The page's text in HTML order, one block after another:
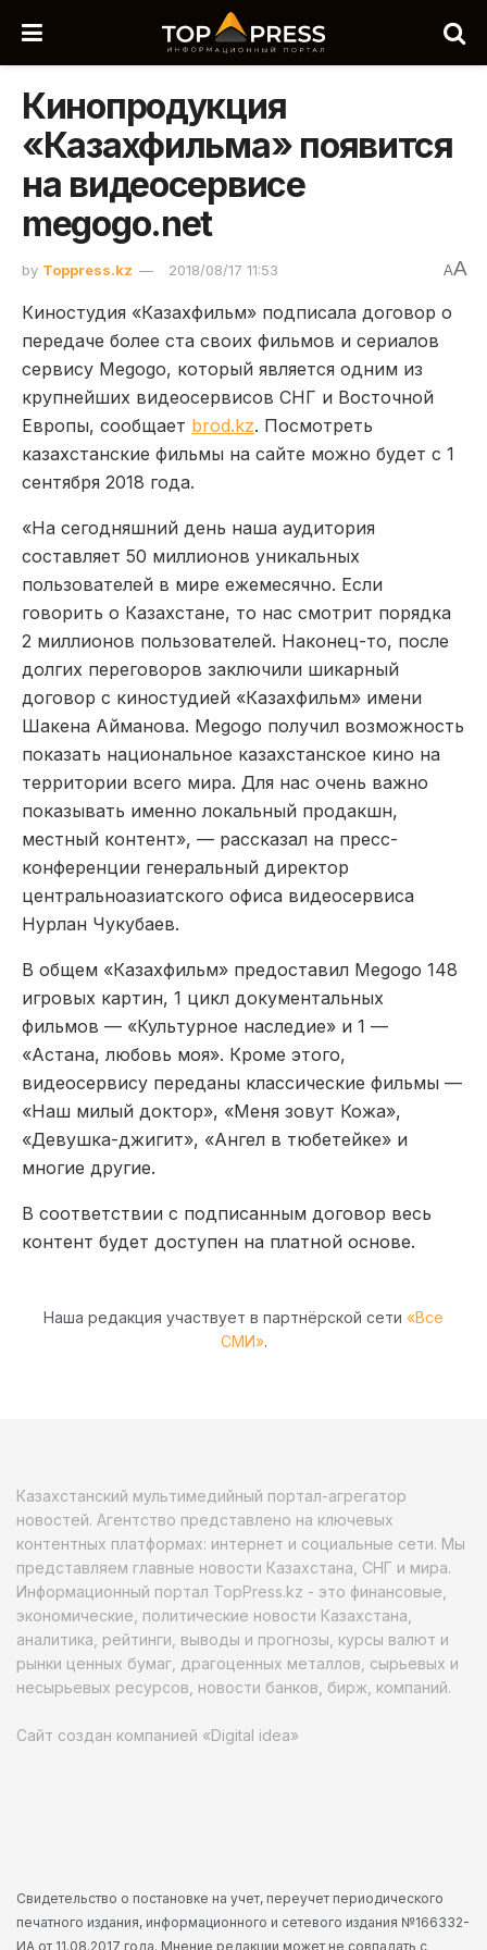
Кинопродукция
«Казахфильма» появится
на видеосервисе
megogo.net
by Toppress.kz 2018/08/17 11:53 AA
Киностудия «Казахфильм» подписала договор о
передаче более ста своих фильмов и сериалов
сервису Megogo, который является одним из
крупнейших видеосервисов СНГ и Восточной
Европы, сообщает brod.kz. Посмотреть
казахстанские фильмы на сайте можно будет с 1
сентября 2018 года.
«На сегодняшний день наша аудитория
составляет 50 миллионов уникальных
пользователей в мире ежемесячно. Если
говорить о Казахстане, то нас смотрит порядка
2 миллионов пользователей. Наконец-то, после
долгих переговоров заключили шикарный
договор с киностудией «Казахфильм» имени
Шакена Айманова. Megogo получил возможность
показать национальное казахстанское кино на
территории всего мира. Для нас очень важно
показывать именно локальный продакшн,
местный контент», — рассказал на пресс-
конференции генеральный директор
центральноазиатского офиса видеосервиса
Нурлан Чукубаев.
В общем «Казахфильм» предоставил Megogo 148
игровых картин, 1 цикл документальных
фильмов — «Культурное наследие» и 1 —
«Астана, любовь моя». Кроме этого,
видеосервису переданы классические фильмы —
«Наш милый доктор», «Меня зовут Кожа»,
«Девушка-джигит», «Ангел в тюбетейке» и
многие другие.
В соответствии с подписанным договор весь
контент будет доступен на платной основе.
Наша редакция участвует в партнёрской сети «Все
СМИ».
Казахстанский мультимедийный портал-агрегатор
новостей. Агентство представлено на ключевых
контентных платформах: интернет и социальные сети. Мы
представляем главные новости Казахстана, СНГ и мира.
Информационный портал TopPress.kz - это финансовые,
экономические, политические новости Казахстана,
аналитика, рейтинги, выводы и прогнозы, курсы валют и
рынки ценных бумаг, драгоценных металлов, сырьевых и
несырьевых ресурсов, новости банков, бирж, компаний.
Сайт создан компанией «Digital idea»
Свидетельство о постановке на учет, переучет периодического
печатного издания, информационного и сетевого издания №166332-
ИА от 11.08.2017 года. Мнение редакции может не совпадать с